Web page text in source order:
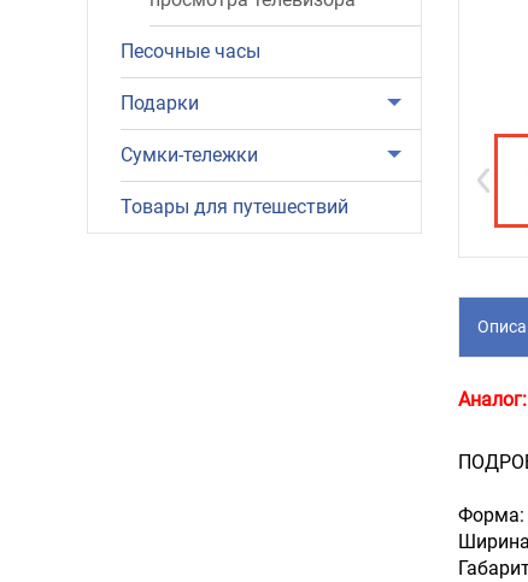
Песочные часы
Подарки
Сумки-тележки
Товары для путешествий
Аналог:
Форма: